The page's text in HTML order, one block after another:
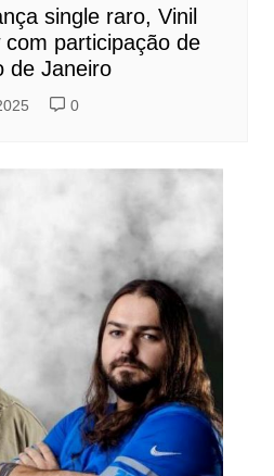
single raro, Vinil
participação de
de Janeiro
0